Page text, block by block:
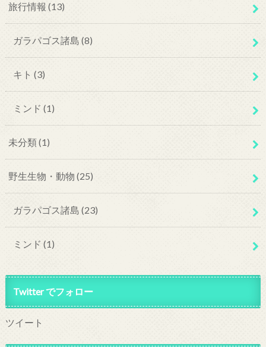
旅行情報 (13)
ガラパゴス諸島 (8)
キト (3)
ミンド (1)
未分類(1)
野生生物・動物 (25)
ガラパゴス諸島 (23)
ミンド (1)
Twitter でフォロー
ツイート